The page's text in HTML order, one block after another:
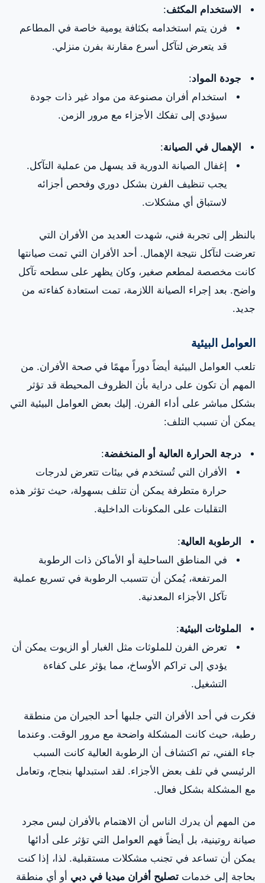
الاستخدام المكثف:
فرن يتم استخدامه بكثافة يومية خاصة في المطاعم
قد يتعرض لتآكل أسرع مقارنة بفرن منزلي.
جودة المواد:
استخدام أفران مصنوعة من مواد غير ذات جودة
سيؤدي إلى تفكك الأجزاء مع مرور الزمن.
الإهمال في الصيانة:
إغفال الصيانة الدورية قد يسهل من عملية التآكل.
يجب تنظيف الفرن بشكل دوري وفحص أجزائه
لاستباق أي مشكلات.
بالنظر إلى تجربة فني، شهدت العديد من الأفران التي
تعرضت لتآكل نتيجة الإهمال. أحد الأفران التي تمت صيانتها
كانت مخصصة لمطعم صغير، وكان يظهر على سطحه تآكل
واضح. بعد إجراء الصيانة اللازمة، تمت استعادة كفاءته من
جديد.
العوامل البيئية
تلعب العوامل البيئية أيضاً دوراً مهمًا في صحة الأفران. من
المهم أن تكون على دراية بأن الظروف المحيطة قد تؤثر
بشكل مباشر على أداء الفرن. إليك بعض العوامل البيئية التي
يمكن أن تسبب التلف:
درجة الحرارة العالية أو المنخفضة:
الأفران التي تُستخدم في بيئات تتعرض لدرجات
حرارة متطرفة يمكن أن تتلف بسهولة، حيث تؤثر هذه
التقلبات على المكونات الداخلية.
الرطوبة العالية:
في المناطق الساحلية أو الأماكن ذات الرطوبة
المرتفعة، يُمكن أن تتسبب الرطوبة في تسريع عملية
تآكل الأجزاء المعدنية.
الملوثات البيئية:
تعرض الفرن للملوثات مثل الغبار أو الزيوت يمكن أن
يؤدي إلى تراكم الأوساخ، مما يؤثر على كفاءة
التشغيل.
فكرت في أحد الأفران التي جلبها أحد الجيران من منطقة
رطبة، حيث كانت المشكلة واضحة مع مرور الوقت. وعندما
جاء الفني، تم اكتشاف أن الرطوبة العالية كانت السبب
الرئيسي في تلف بعض الأجزاء. لقد استبدلها بنجاح، وتعامل
مع المشكلة بشكل فعال.
من المهم أن يدرك الناس أن الاهتمام بالأفران ليس مجرد
صيانة روتينية، بل أيضاً فهم العوامل التي تؤثر على أدائها
يمكن أن تساعد في تجنب مشكلات مستقبلية. لذا، إذا كنت
بحاجة إلى خدمات تصليح أفران ميديا في دبي أو أي منطقة